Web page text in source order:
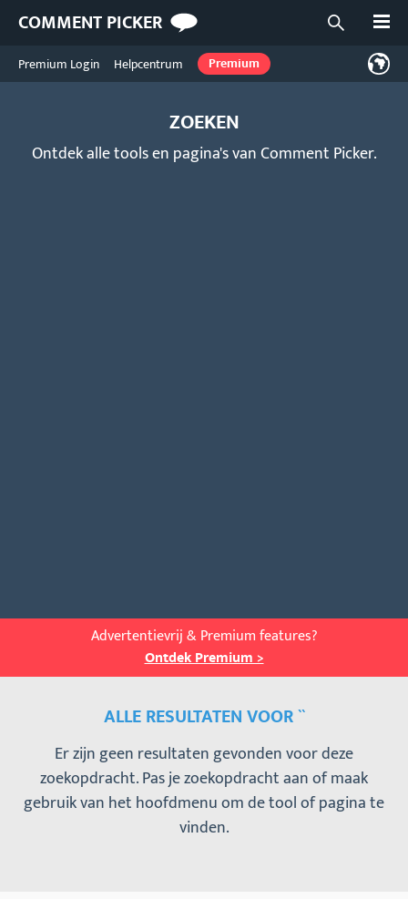
COMMENT PICKER Open
Premium Login Helpcentrum Premium
ZOEKEN
Ontdek alle tools en pagina's van Comment Picker.
Advertentievrij & Premium features?
Ontdek Premium >
ALLE RESULTATEN VOOR ``
Er zijn geen resultaten gevonden voor deze
zoekopdracht. Pas je zoekopdracht aan of maak
gebruik van het hoofdmenu om de tool of pagina te
vinden.